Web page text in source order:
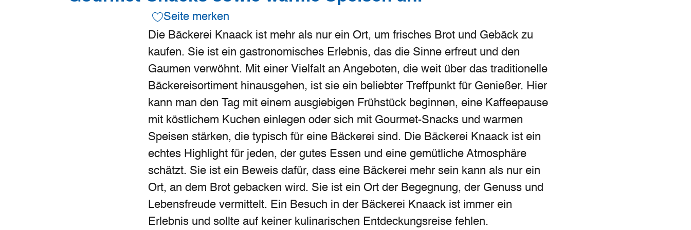
Seite merken
Die Bäckerei Knaack ist mehr als nur ein Ort, um frisches Brot und Gebäck zu
kaufen. Sie ist ein gastronomisches Erlebnis, das die Sinne erfreut und den
Gaumen verwöhnt. Mit einer Vielfalt an Angeboten, die weit über das traditionelle
Bäckereisortiment hinausgehen, ist sie ein beliebter Treffpunkt für Genießer. Hier
kann man den Tag mit einem ausgiebigen Frühstück beginnen, eine Kaffeepause
mit köstlichem Kuchen einlegen oder sich mit Gourmet-Snacks und warmen
Speisen stärken, die typisch für eine Bäckerei sind. Die Bäckerei Knaack ist ein
echtes Highlight für jeden, der gutes Essen und eine gemütliche Atmosphäre
schätzt. Sie ist ein Beweis dafür, dass eine Bäckerei mehr sein kann als nur ein
Ort, an dem Brot gebacken wird. Sie ist ein Ort der Begegnung, der Genuss und
Lebensfreude vermittelt. Ein Besuch in der Bäckerei Knaack ist immer ein
Erlebnis und sollte auf keiner kulinarischen Entdeckungsreise fehlen.